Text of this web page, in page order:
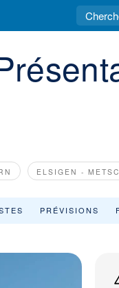
ELSIGEN -
PRÉVISIONS